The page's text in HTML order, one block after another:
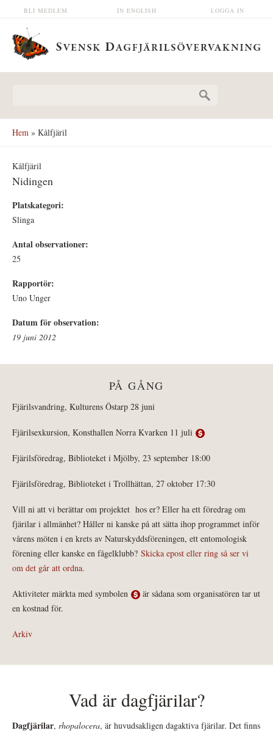
Hoppa till huvudinnehåll LOGGA IN
IN ENGLISH
BLI MEDLEM
Hem » Kålfjäril
Kålfjäril
Nidingen
Platskategori:
Slinga
Antal observationer:
25
Rapportör:
Uno Unger
Datum för observation:
19 juni 2012
PÅ GÅNG
Fjärilsvandring, Kulturens Östarp 28 juni
Fjärilsexkursion, Konsthallen Norra Kvarken 11 juli
Fjärilsföredrag, Biblioteket i Mjölby, 23 september 18:00
Fjärilsföredrag, Biblioteket i Trollhättan, 27 oktober 17:30
Vill ni att vi berättar om projektet hos er? Eller ha ett föredrag om
fjärilar i allmänhet? Håller ni kanske på att sätta ihop programmet inför
vårens möten i en krets av Naturskyddsföreningen, ett entomologisk
förening eller kanske en fågelklubb? Skicka epost eller ring så ser vi
om det går att ordna.
Aktiviteter märkta med symbolen
är sådana som organisatören tar ut
en kostnad för.
Arkiv
Vad är dagfjärilar?
Dagfjärilar, rhopalocera, är huvudsakligen dagaktiva fjärilar. Det finns